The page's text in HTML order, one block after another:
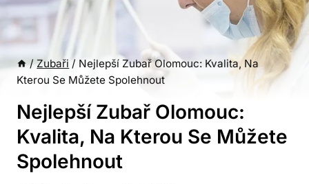
/ Zubaři / Nejlepší Zubař Olomouc: Kvalita, Na
Kterou Se Můžete Spolehnout
Nejlepší Zubař Olomouc:
Kvalita, Na Kterou Se Můžete
Spolehnout